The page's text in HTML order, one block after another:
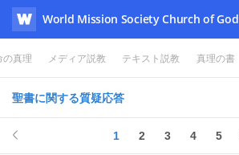
WATV
World Mission Society Church of God
の真理 メディア説教 テキスト説教 真理の書
聖書に関する質疑応答
1 2 3 4 5